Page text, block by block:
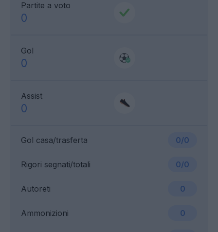
Partite a voto
0
Gol
0
Assist
0
Gol casa/trasferta 0/0
Ammonizioni 0
Rigori segnati/totali 0/0
Autoreti 0